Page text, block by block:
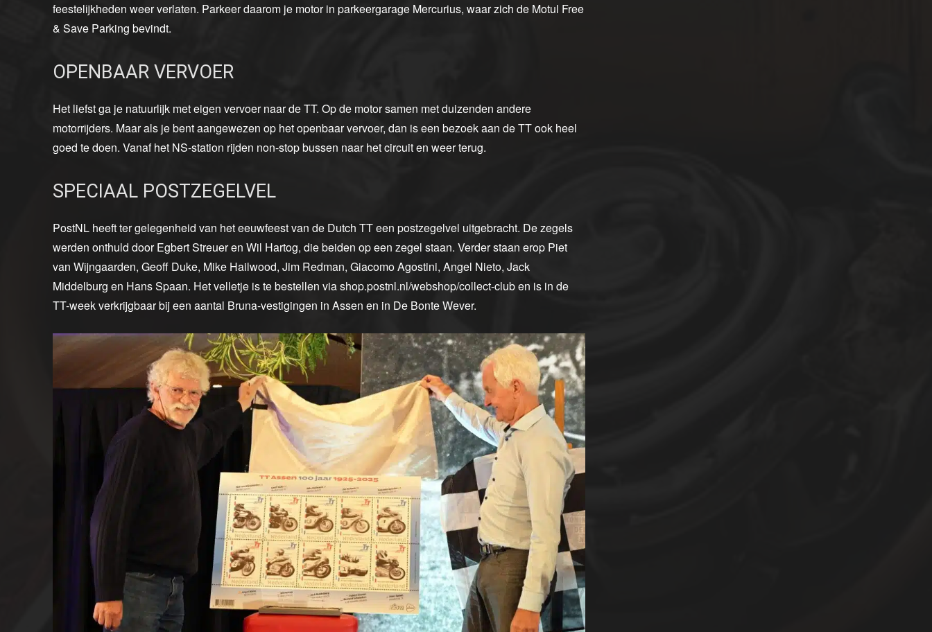
feestelijkheden weer verlaten. Parkeer daarom je motor in parkeergarage Mercurius, waar zich de Motul Free
& Save Parking bevindt.
OPENBAAR VERVOER
Het liefst ga je natuurlijk met eigen vervoer naar de TT. Op de motor samen met duizenden andere
motorrijders. Maar als je bent aangewezen op het openbaar vervoer, dan is een bezoek aan de TT ook heel
goed te doen. Vanaf het NS-station rijden non-stop bussen naar het circuit en weer terug.
SPECIAAL POSTZEGELVEL
PostNL heeft ter gelegenheid van het eeuwfeest van de Dutch TT een postzegelvel uitgebracht. De zegels
werden onthuld door Egbert Streuer en Wil Hartog, die beiden op een zegel staan. Verder staan erop Piet
van Wijngaarden, Geoff Duke, Mike Hailwood, Jim Redman, Giacomo Agostini, Angel Nieto, Jack
Middelburg en Hans Spaan. Het velletje is te bestellen via shop.postnl.nl/webshop/collect-club en is in de
TT-week verkrijgbaar bij een aantal Bruna-vestigingen in Assen en in De Bonte Wever.